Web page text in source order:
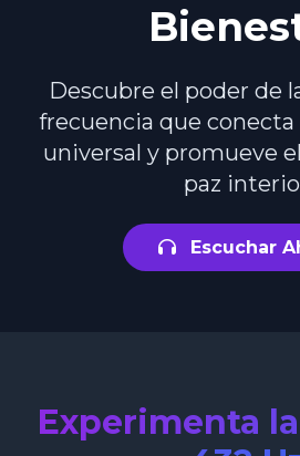
Descubre el poder de
frecuencia que conecta
universal y promueve
paz
Escuchar
Experimenta